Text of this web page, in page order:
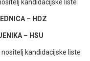
kandidacijske liste
– HDZ
– HSU
nositelj kandidacijske liste